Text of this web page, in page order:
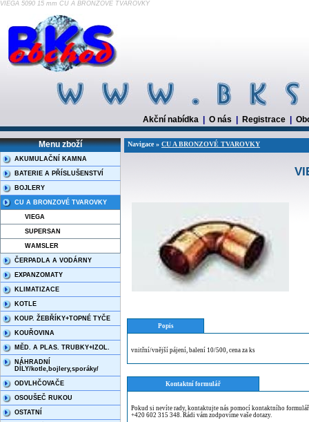
VIEGA 5090 15 mm CU A BRONZOVÉ TVAROVKY
Akční nabídka O nás Registrace
Menu zboží
AKUMULAČNÍ KAMNA
BATERIE A PŘÍSLUŠENSTVÍ
BOJLERY
CU A BRONZOVÉ TVAROVKY
VIEGA
SUPERSAN
WAMSLER
ČERPADLA A VODÁRNY
EXPANZOMATY
KLIMATIZACE
KOTLE
KOUP. ŽEBŘÍKY+TOPNÉ TYČE
KOUŘOVINA
MĚD. A PLAS. TRUBKY+IZOL.
NÁHRADNÍ
DÍLY/kotle,bojlery,sporáky/
ODVLHČOVAČE
OSOUŠEČ RUKOU
OSTATNÍ
Navigace » CU A BRONZOVÉ TVAROVKY
Popis
vnitřní/vnější pájení, balení 10/500, cena za ks
Kontaktní formulář
Pokud si nevíte rady, kontaktujte nás pomocí kontaktního
+420 602 315 348. Rádi vám zodpovíme vaše dotazy.